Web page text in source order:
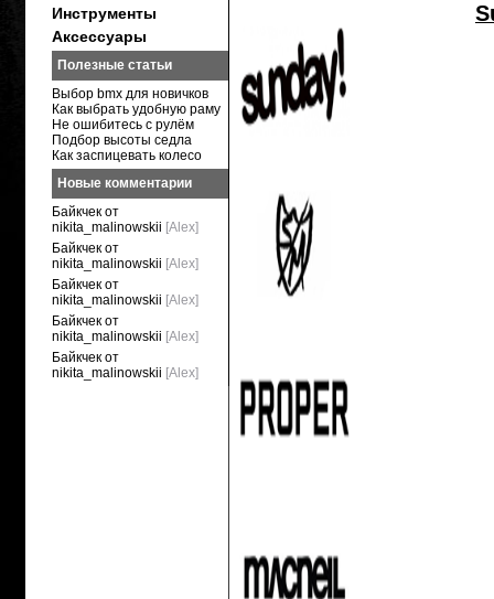
Инструменты
Аксессуары
Полезные статьи
Выбор bmx для новичков
Как выбрать удобную раму
Не ошибитесь с рулём
Подбор высоты седла
Как заспицевать колесо
Новые комментарии
Байкчек от
nikita_malinowskii [Alex]
Байкчек от
nikita_malinowskii [Alex]
Байкчек от
nikita_malinowskii [Alex]
Байкчек от
nikita_malinowskii [Alex]
Байкчек от
nikita_malinowskii [Alex]